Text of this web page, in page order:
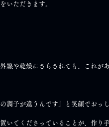
いただきます。
線や乾燥にさらされても、これが
調子が違うんです」と笑顔でおっ
いてくださっていることが、作り